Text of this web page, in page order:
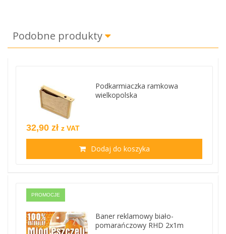
Podobne produkty
Podkarmiaczka ramkowa
wielkopolska
32,90 zł z VAT
Dodaj do koszyka
PROMOCJE
Baner reklamowy biało-
pomarańczowy RHD 2x1m